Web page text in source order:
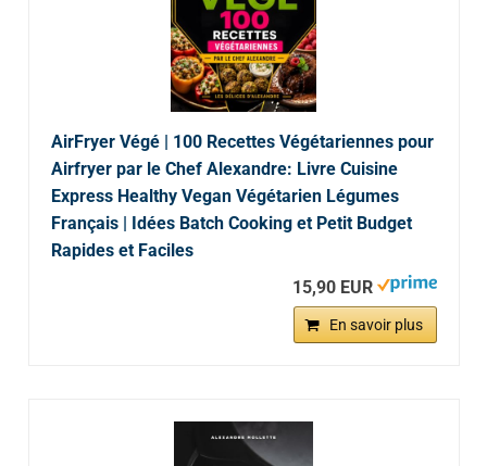
AirFryer Végé | 100 Recettes Végétariennes pour
Airfryer par le Chef Alexandre: Livre Cuisine
Express Healthy Vegan Végétarien Légumes
Français | Idées Batch Cooking et Petit Budget
Rapides et Faciles
15,90 EUR
En savoir plus